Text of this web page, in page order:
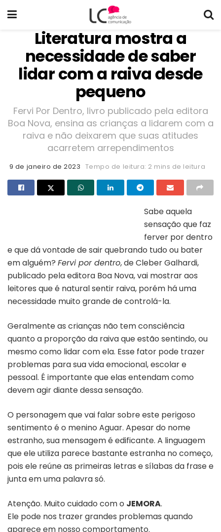
Literatura mostra a
necessidade de saber
lidar com a raiva desde
pequeno
Fervi Por Dentro, livro publicado pela editora
Boa Nova, ensina as crianças a lidarem com a
raiva e não deixarem que suas atitudes
acarretem arrependimentos
9 de janeiro de 2023 Tempo de leitura: 2 mins de leitura
Sabe aquela
sensação que faz
ferver por dentro
e que dá vontade de sair quebrando tudo ou bater
em alguém? Fervi por dentro, de Cleber Galhardi,
publicado pela editora Boa Nova, vai mostrar aos
leitores que é natural sentir raiva, porém há uma
necessidade muito grande de controlá-la.
Geralmente as crianças não tem consciência
quanto a proporção da raiva que estão sentindo, ou
mesmo como lidar com ela. Esse fator pode trazer
problemas para sua vida emocional, escolar e
pessoal. É importante que elas entendam como
devem agir diante dessa sensação.
O personagem que vai falar sobre este perigoso
sentimento é o menino Aguar. Apesar do nome
estranho, sua mensagem é edificante. A linguagem
que ele utiliza parece bastante estranha no começo,
pois ele reúne as primeiras letras e sílabas da frase e
junta em uma palavra só.
Atenção. Muito cuidado com o JEMORA.
Ele pode nos trazer grandes problemas quando
aparece em nosso comportamento.